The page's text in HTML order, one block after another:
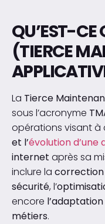
QU’EST-CE
(TIERCE
La Tierce
sous l’acronyme
opérations visant à
et l’évolution
internet après sa
inclure la correction
sécurité, l’
encore
métiers.